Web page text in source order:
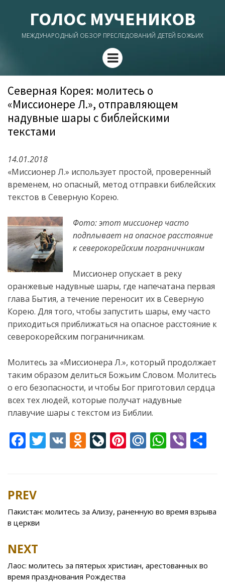
ГОЛОС МУЧЕНИКОВ
МЕЖДУНАРОДНЫЙ ОБЗОР ПРЕСЛЕДОВАНИЙ ДЕТЕЙ БОЖЬИХ
Menu
Северная Корея: молитесь о
«Миссионере Л.», отправляющем
надувные шары с библейскими
текстами
14.01.2018
«Миссионер Л.» использует простой, проверенный
временем, но опасный, метод отправки библейских
текстов в Северную Корею.
Фото: этот миссионер часто
подплывает на опасное расстояние
к северокорейским пограничникам
Миссионер опускает в реку
оранжевые надувные шары, где напечатана первая
глава Бытия, а течение переносит их в Северную
Корею. Для того, чтобы запустить шары, ему часто
приходиться приближаться на опасное расстояние к
северокорейским пограничникам.
Молитесь за «Миссионера Л.», который продолжает
таким образом делиться Божьим Словом. Молитесь
о его безопасности, и чтобы Бог приготовил сердца
всех тех людей, которые получат надувные
плавучие шары с текстом из Библии.
F
b
o
o
T V O
kl
as
ki
Li
u
r
Pi
st
M
u
W
A
p
Vi
Post
navigation
PREV
Пакистан: молитесь за Ализу, раненную во время взрыва
в церкви
NEXT
Лаос: молитесь за пятерых христиан, арестованных во
время празднования Рождества